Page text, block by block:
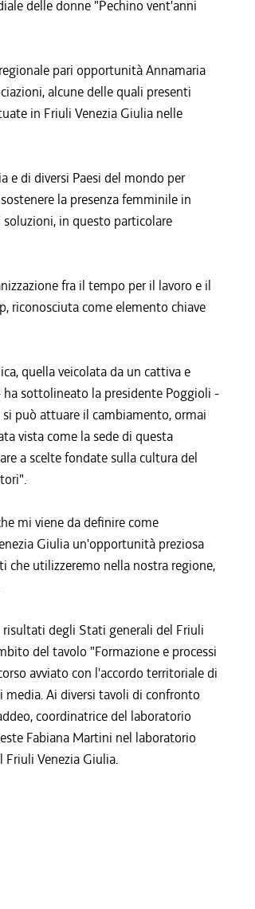
delle donne "Pechino vent'anni
pari opportunità Annamaria
alcune delle quali presenti
in Friuli Venezia Giulia nelle
di diversi Paesi del mondo per
la presenza femminile in
in questo particolare
fra il tempo per il lavoro e il
riconosciuta come elemento chiave
quella veicolata da un cattiva e
sottolineato la presidente Poggioli -
può attuare il cambiamento, ormai
vista come la sede di questa
a scelte fondate sulla cultura del
mi viene da definire come
Giulia un'opportunità preziosa
utilizzeremo nella nostra regione,
degli Stati generali del Friuli
del tavolo "Formazione e processi
avviato con l'accordo territoriale di
media. Ai diversi tavoli di confronto
coordinatrice del laboratorio
Fabiana Martini nel laboratorio
Venezia Giulia.